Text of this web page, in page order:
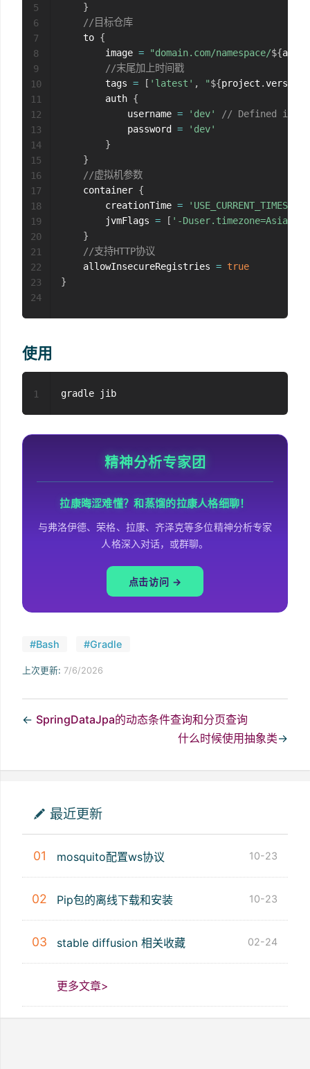
}
//目标仓库
    to
{
        image
= "domain.com/namespace/${
//末尾加上时间戳
        tags
= [ 'latest' , "${project .version
        auth
{
            username
= 'dev'
// Defined in
            password
=
'dev'
}
}
//虚拟机参数
    container
{
        creationTime
=
        jvmFlags
= [ '-Duser.timezone=Asia/
}
//支持HTTP协议
    allowInsecureRegistries
= true
}
5
6
7
8
9
10
11
12
13
14
15
16
17
18
19
20
21
22
23
24
使用
1
精神分析专家团
拉康晦涩难懂？和蒸馏的拉康人格细聊！
与弗洛伊德、荣格、拉康、齐泽克等多位精神分析专家
人格深入对话，或群聊。
点击访问 →
#Bash #Gradle
上次更新: 7/6/2026
← SpringDataJpa的动态条件查询和分页查询
什么时候使用抽象类→
最近更新
01 mosquito配置ws协议 10-23
02 Pip包的离线下载和安装 10-23
03 stable diffusion 相关收藏 02-24
更多文章>